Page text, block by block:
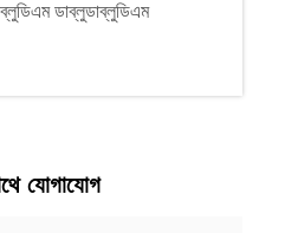
ডাব্লুডাব্লুডিএম
যোগাযোগ